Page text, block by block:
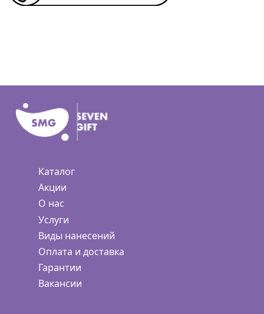
Каталог
Акции
О нас
Услуги
Виды нанесений
Оплата и доставка
Гарантии
Вакансии